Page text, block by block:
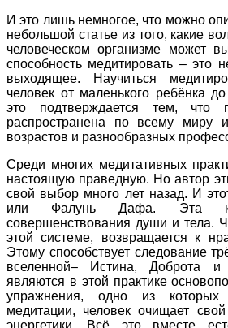
И это лишь немногое, что можно
небольшой статье из того, какие
человеческом организме может
способность медитировать – это
выходящее. Научиться
человек от маленького ребёнка
это подтверждается тем, что
распространена по всему миру
возрастов и разнообразных
Среди многих медитативных
настоящую праведную. Но автор
свой выбор много лет назад. И
или Фалунь Дафа. Эта
совершенствования души и тела.
этой системе, возвращается к
Этому способствует следование
вселенной– Истина, Доброта и
являются в этой практике
упражнения, одно из
медитации, человек очищает
энергетики. Всё это вместе